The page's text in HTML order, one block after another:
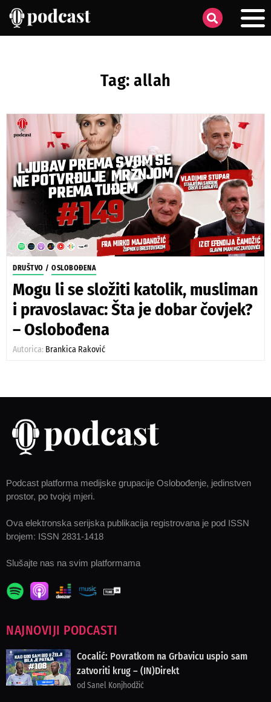
Tag: allah
DRUŠTVO / OSLOBOĐENA
Mogu li se složiti katolik, musliman
i pravoslavac: Šta je dobar čovjek?
– Oslobođena
Autorica: Brankica Raković
Podcast platforma medijske grupacije Oslobođenje, jedinstven
prostor, po tvojoj mjeri.
Ova elektronska serijska publikacija registrovana je pod ISSN
brojem: ISSN 2831-1418
Slušajte nas na svim platformama
NAJNOVIJI PODCASTI
Cocalić: Povratkom na Grbavicu uspio sam
zatvoriti krug – (IN)Direkt
od Sanel Konjhodžić